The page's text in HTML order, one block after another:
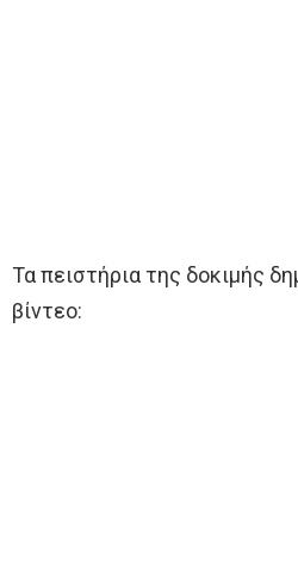
Τα πειστήρια της δοκιμής
βίντεο: